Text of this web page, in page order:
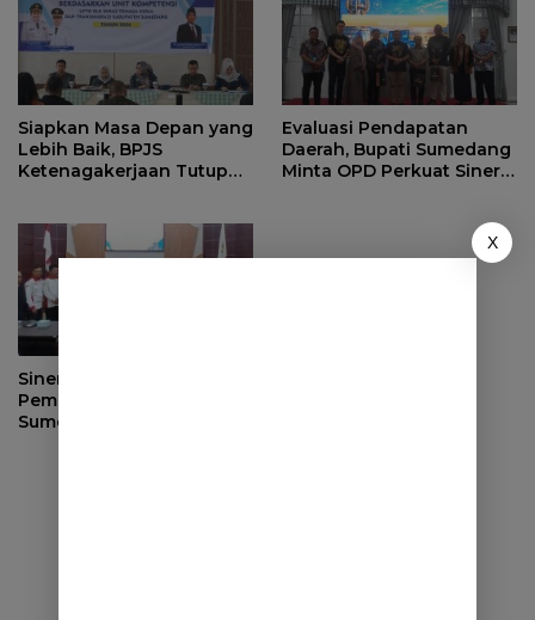
Siapkan Masa Depan yang
Lebih Baik, BPJS
Ketenagakerjaan Tutup
Evaluasi Pendapatan
Daerah, Bupati Sumedang
Minta OPD Perkuat Sinergi
Sinergi dengan
Pemerintah Desa, DPRD
Sumedang Fokus Awasi
X